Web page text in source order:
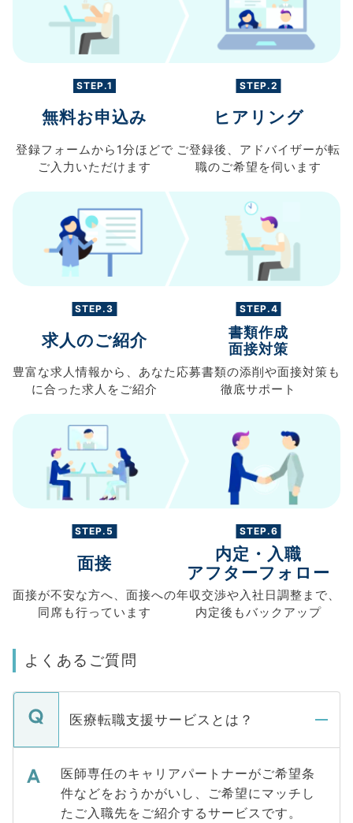
STEP.1
無料お申込み
登録フォームから 1分ほどで
ご入力 いただけます
STEP.2
ヒアリング
ご登録後、 アドバイザーが転
職のご希望を伺います
STEP.3
求人のご紹介
豊富な求人情報から、 あなた
に合った求人を ご紹介
STEP.4
書類作成
面接対策
応募書類の添削や面接対策も
徹底サポート
STEP.5
面接
面接が不安な方へ、 面接への
同席も行っています
STEP.6
内定・入職
アフターフォロー
年収交渉や入社日調整まで、
内定後もバックアップ
よくあるご質問
医療転職支援サービスとは？
医師専任のキャリアパートナーがご希望条
件などをおうかがいし、ご希望にマッチし
たご入職先をご紹介するサービスです。